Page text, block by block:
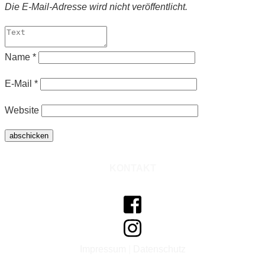
Die E-Mail-Adresse wird nicht veröffentlicht.
Name *
E-Mail *
Website
abschicken